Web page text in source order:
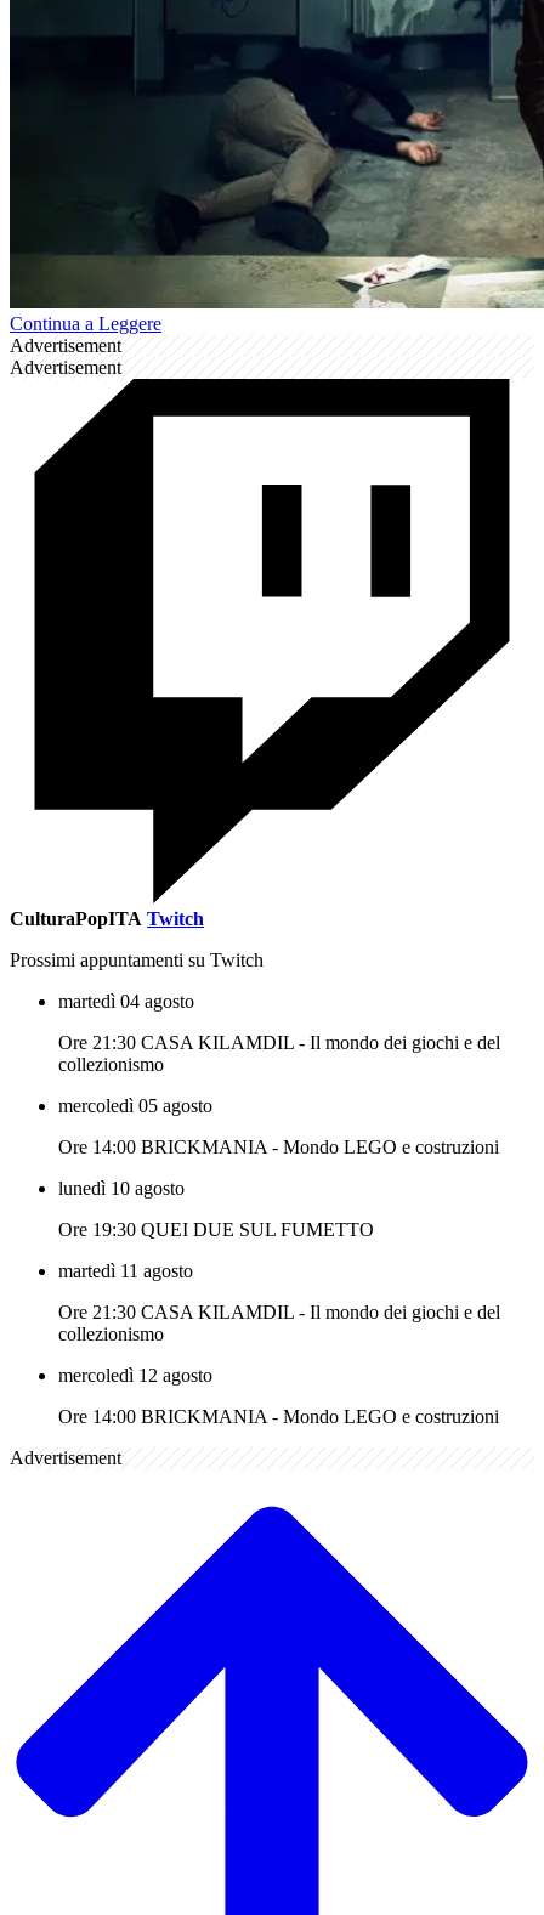
Continua a Leggere
Advertisement
Advertisement
CulturaPopITA Twitch
Prossimi appuntamenti su Twitch
martedì 04 agosto
Ore 21:30 CASA KILAMDIL - Il mondo dei giochi e del
collezionismo
mercoledì 05 agosto
Ore 14:00 BRICKMANIA - Mondo LEGO e costruzioni
lunedì 10 agosto
Ore 19:30 QUEI DUE SUL FUMETTO
martedì 11 agosto
Ore 21:30 CASA KILAMDIL - Il mondo dei giochi e del
collezionismo
mercoledì 12 agosto
Ore 14:00 BRICKMANIA - Mondo LEGO e costruzioni
Advertisement